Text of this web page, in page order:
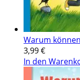
Warum
3,99€
In den